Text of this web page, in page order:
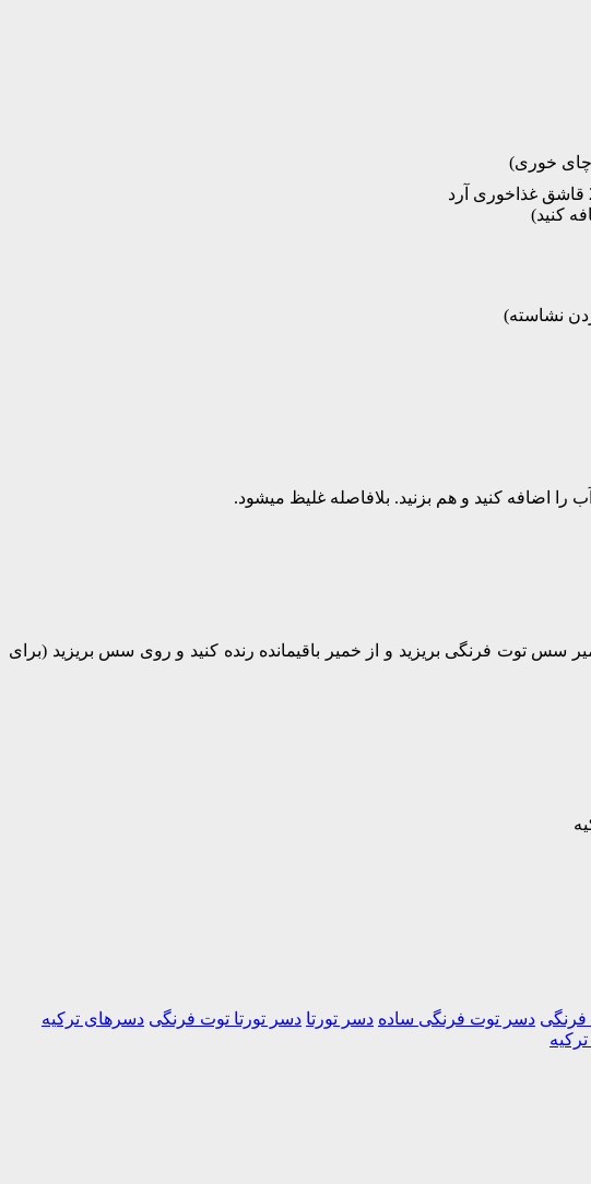
2 و نیم الی 3 لیوان (اگر خمیر جمع نشد میتوانید 3_2 قاشق غذاخوری آرد
کنید)
اضافه کنید و هم بزنید. بلافاصله غلیظ میشود.
سس توت فرنگی بریزید و از خمیر باقیمانده رنده کنید و روی سس بریزید (برای
دسر توت فرنگی ساده دسر تورتا دسر تورتا توت فرنگی دسرهای ترکیه